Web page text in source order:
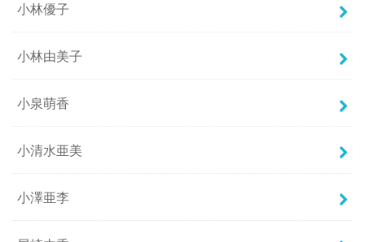
小林優子
小林由美子
小泉萌香
小清水亜美
小澤亜李